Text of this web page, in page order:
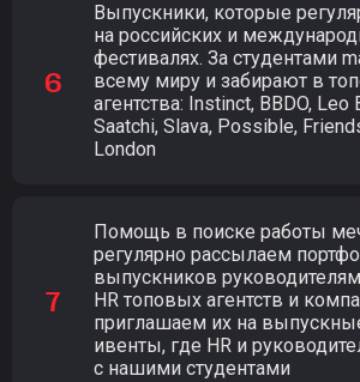
Выпускники, которые
на российских и
фестивалях. За студентами
всему миру и забирают в
агентства: Instinct, BBDO, Leo
Saatchi, Slava, Possible,
London
Помощь в поиске работы
регулярно рассылаем
выпускников
HR топовых агентств и
приглашаем их на
ивенты, где HR и
с нашими студентами